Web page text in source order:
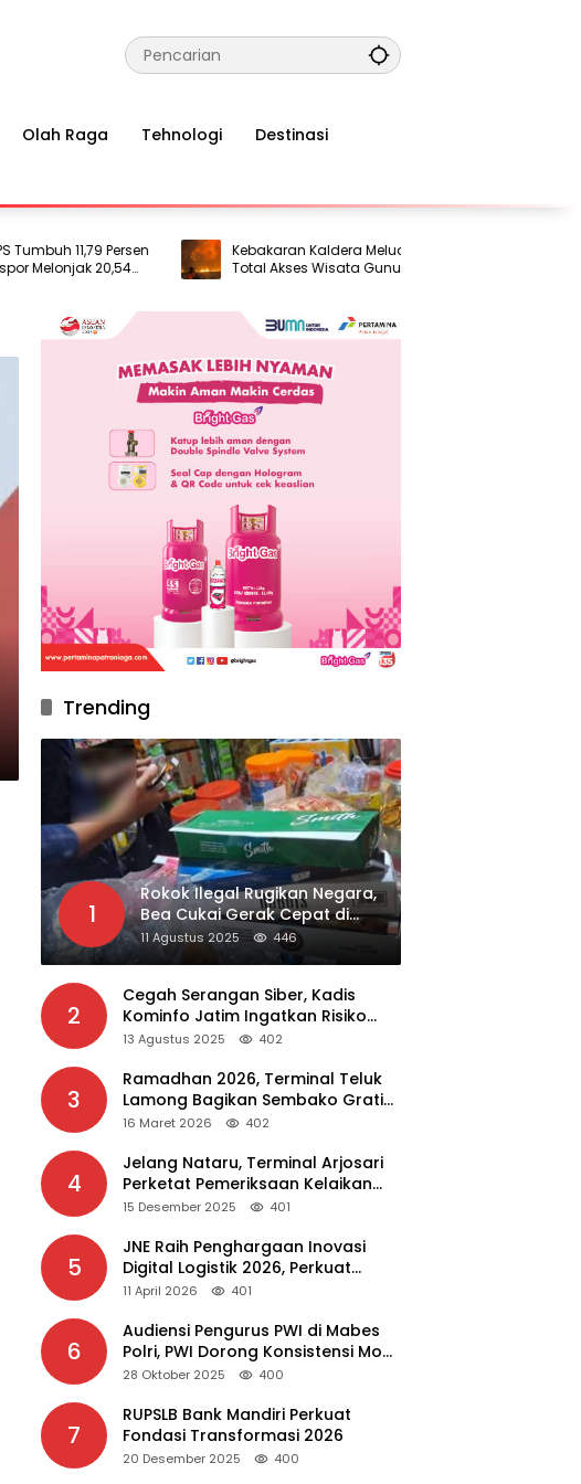
Olah Raga Tehnologi Destinasi
11,79 Persen
20,54
Kebakaran Kaldera Meluas, TNBTS Tutup
Total Akses Wisata Gunung Bromo
Trending
1
Rokok Ilegal Rugikan Negara,
Bea Cukai Gerak Cepat di
Giripurno
11 Agustus 2025 446
2
Cegah Serangan Siber, Kadis
Kominfo Jatim Ingatkan Risiko
Malware dari Aplikasi Bajakan
13 Agustus 2025 402
3
Ramadhan 2026, Terminal Teluk
Lamong Bagikan Sembako Gratis
dan Takjil untuk Masyarakat
16 Maret 2026 402
4
Jelang Nataru, Terminal Arjosari
Perketat Pemeriksaan Kelaikan
Bus
15 Desember 2025 401
5
JNE Raih Penghargaan Inovasi
Digital Logistik 2026, Perkuat
Transformasi Layanan
11 April 2026 401
6
Audiensi Pengurus PWI di Mabes
Polri, PWI Dorong Konsistensi MoU
Dewan Pers – Polri
28 Oktober 2025 400
7
RUPSLB Bank Mandiri Perkuat
Fondasi Transformasi 2026
20 Desember 2025 400